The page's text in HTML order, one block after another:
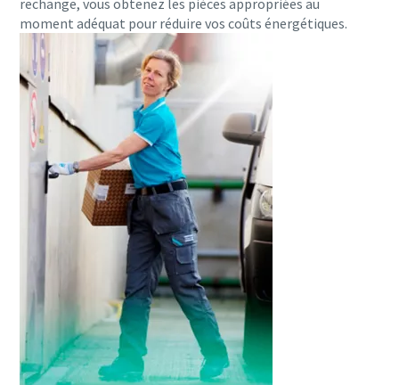
rechange, vous obtenez les pièces appropriées au
moment adéquat pour réduire vos coûts énergétiques.